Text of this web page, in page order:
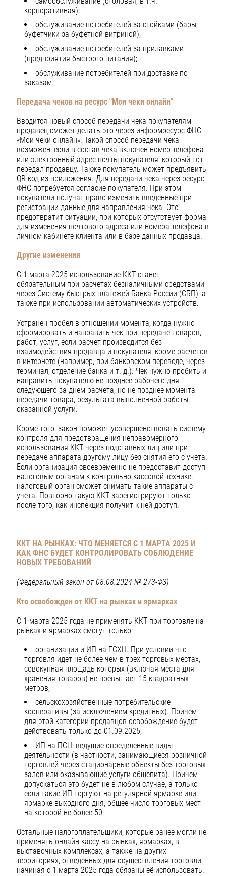
корпоративная);
обслуживание потребителей за стойками (бары,
буфетчики за буфетной витриной);
обслуживание потребителей за прилавками
(предприятия быстрого питания);
обслуживание потребителей при доставке по
заказам.
Передача чеков на ресурс "Мои чеки онлайн"
Вводится новый способ передачи чека покупателям —
продавец сможет делать это через информресурс ФНС
«Мои чеки онлайн». Такой способ передачи чека
возможен, если в состав чека включен номер телефона
или электронный адрес почты покупателя, который тот
передал продавцу. Также покупатель может предъявить
QR-код из приложения. Для передачи чека через ресурс
ФНС потребуется согласие покупателя. При этом
покупатели получат право изменить введенные при
регистрации данные для направления чека. Это
предотвратит ситуации, при которых отсутствует форма
для изменения почтового адреса или номера телефона в
личном кабинете клиента или в базе данных продавца.
Другие изменения
С 1 марта 2025 использование ККТ станет
обязательным при расчетах безналичными средствами
через Систему быстрых платежей Банка России (СБП), а
также при использовании автоматических устройств.
Устранен пробел в отношении момента, когда нужно
сформировать и направить чек при передаче товаров,
работ, услуг, если расчет производится без
взаимодействия продавца и покупателя, кроме расчетов
в интернете (например, при банковском переводе, через
терминал, отделение банка и т. д.). Чек нужно пробить и
направить покупателю не позднее рабочего дня,
следующего за днем расчета, но не позднее момента
передачи товара, результата выполненной работы,
оказанной услуги.
Кроме того, закон поможет усовершенствовать систему
контроля для предотвращения неправомерного
использования ККТ через подставных лиц или при
передаче аппарата другому лицу без снятия его с учета.
Если организация своевременно не предоставит доступ
налоговым органам к контрольно-кассовой технике,
налоговый орган сможет снимать такие аппараты с
учета. Повторно такую ККТ зарегистрируют только
после того, как инспекция получит к ней доступ.
ККТ НА РЫНКАХ: ЧТО МЕНЯЕТСЯ С 1 МАРТА 2025 И
КАК ФНС БУДЕТ КОНТРОЛИРОВАТЬ СОБЛЮДЕНИЕ
НОВЫХ ТРЕБОВАНИЙ
(Федеральный закон от 08.08.2024 № 273-ФЗ)
Кто освобожден от ККТ на рынках и ярмарках
С 1 марта 2025 года не применять ККТ при торговле на
рынках и ярмарках смогут только:
организации и ИП на ЕСХН. При условии что
торговля идет не более чем в трех торговых местах,
совокупная площадь которых (включая места для
хранения товаров) не превышает 15 квадратных
метров;
сельскохозяйственные потребительские
кооперативы (за исключением кредитных). Причем
для этой категории продавцов освобождение будет
действовать только до 01.09.2025;
ИП на ПСН, ведущие определенные виды
деятельности (в частности, занимающиеся розничной
торговлей через стационарные объекты без торговых
залов или оказывающие услуги общепита). Причем
допускаться это будет не в любом случае, а только
если такие ИП торгуют на регулярной ярмарке или
ярмарке выходного дня, общее число торговых мест
на которой не более 50.
Остальные налогоплательщики, которые ранее могли не
применять онлайн-кассу на рынках, ярмарках, в
выставочных комплексах, а также на других
территориях, отведенных для осуществления торговли,
начиная с 1 марта 2025 года обязаны её использовать.